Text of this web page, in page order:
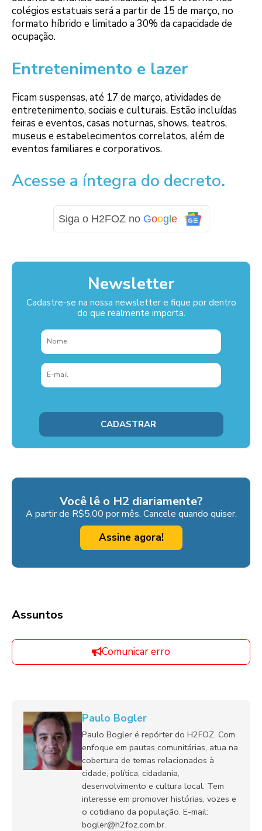
colégios estatuais será a partir de 15 de março, no
formato híbrido e limitado a 30% da capacidade de
ocupação.
Entretenimento e lazer
Ficam suspensas, até 17 de março, atividades de
entretenimento, sociais e culturais. Estão incluídas
feiras e eventos, casas noturnas, shows, teatros,
museus e estabelecimentos correlatos, além de
eventos familiares e corporativos.
Acesse a íntegra do decreto.
Siga o H2FOZ no Goog e
Newsletter
Cadastre-se na nossa newsletter e fique por dentro
do que realmente importa.
Você lê o H2 diariamente?
A partir de R$5,00 por mês. Cancele quando quiser.
Assine agora!
Assuntos
Comunicar erro
Paulo Bogler
Paulo Bogler é repórter do H2FOZ. Com
enfoque em pautas comunitárias, atua na
cobertura de temas relacionados à
cidade, política, cidadania,
desenvolvimento e cultura local. Tem
interesse em promover histórias, vozes e
o cotidiano da população. E-mail:
bogler@h2foz.com.br.